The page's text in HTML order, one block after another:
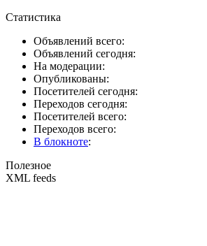
Статистика
Объявлений всего:
Объявлений сегодня:
На модерации:
Опубликованы:
Посетителей сегодня:
Переходов сегодня:
Посетителей всего:
Переходов всего:
В блокноте:
Полезное
XML feeds